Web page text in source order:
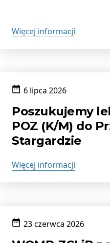
Więcej informacji
Data
publikacji:
6 lipca 2026
Poszukujemy
POZ (K/M) do
Stargardzie
Więcej informacji
Data
publikacji:
23 czerwca 2026